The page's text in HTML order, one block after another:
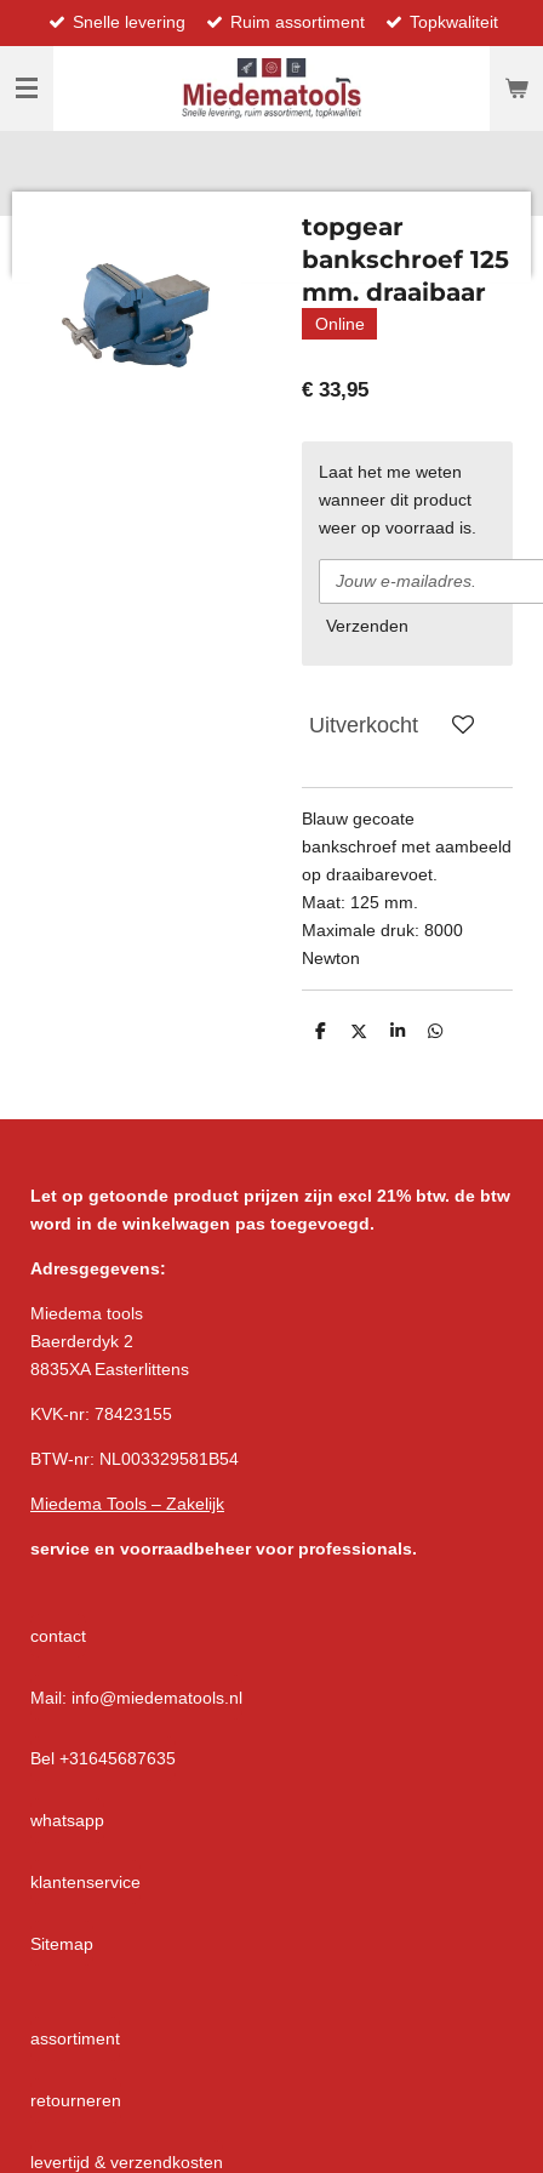
direct
naar
hoofdinhoud
Snelle levering Ruim assortiment Topkwaliteit
topgear
bankschroef 125
mm. draaibaar
Online
€ 33,95
Laat het me weten
wanneer dit product
weer op voorraad is.
Verzenden
Uitverkocht
Blauw gecoate
bankschroef met aambeeld
op draaibarevoet.
Maat: 125 mm.
Maximale druk: 8000
Newton
D
D
S
D
Let op getoonde product prijzen zijn excl 21% btw. de btw
word in de winkelwagen pas toegevoegd.
Adresgegevens:
Miedema tools
Baerderdyk 2
8835XA Easterlittens
KVK-nr: 78423155
BTW-nr: NL003329581B54
Miedema Tools – Zakelijk
service en voorraadbeheer voor professionals.
contact
Mail: info@miedematools.nl
Bel +31645687635
whatsapp
klantenservice
Sitemap
assortiment
retourneren
levertijd & verzendkosten